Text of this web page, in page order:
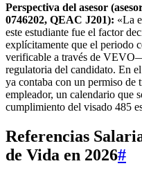
Perspectiva del asesor
0746202, QEAC J201): «La
este estudiante fue el factor
explícitamente que el periodo
verificable a través de
regulatoria del candidato. En
ya contaba con un permiso
empleador, un calendario que
cumplimiento del visado 485
Referencias
de Vida en 2026#